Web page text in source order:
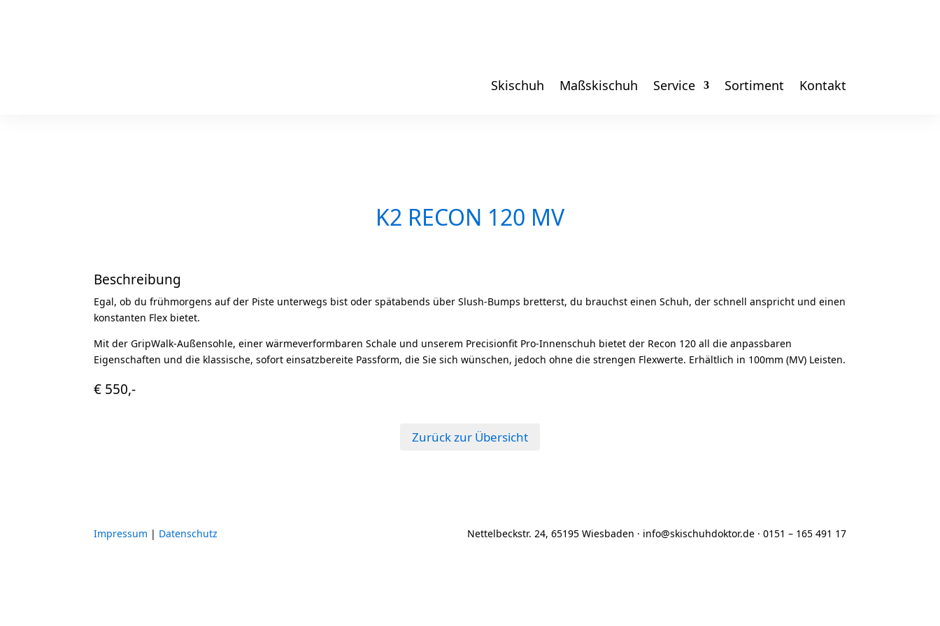
Skischuh Maßskischuh Service Sortiment Kontakt
K2 RECON 120 MV
Beschreibung
Egal, ob du frühmorgens auf der Piste unterwegs bist oder spätabends über Slush-Bumps bretterst, du brauchst einen Schuh, der schnell anspricht und einen
konstanten Flex bietet.
Mit der GripWalk-Außensohle, einer wärmeverformbaren Schale und unserem Precisionfit Pro-Innenschuh bietet der Recon 120 all die anpassbaren
Eigenschaften und die klassische, sofort einsatzbereite Passform, die Sie sich wünschen, jedoch ohne die strengen Flexwerte. Erhältlich in 100mm (MV) Leisten.
€ 550,-
Zurück zur Übersicht
Impressum | Datenschutz Nettelbeckstr. 24, 65195 Wiesbaden · info@skischuhdoktor.de· 0151 – 165 491 17